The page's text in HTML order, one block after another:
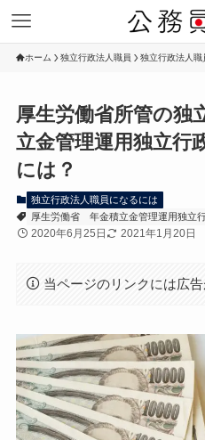
ホーム 独立行政法人職員 独立行政法人職
厚生労働省所管の独
立金管理運用独立行
には？
独立行政法人職員になるには
厚生労働省
年金積立金管理運用独立
2020年6月25日 2021年1月20日
当ページのリンクには広告